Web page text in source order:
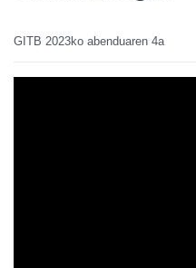
GITB 2023ko abenduaren 4a